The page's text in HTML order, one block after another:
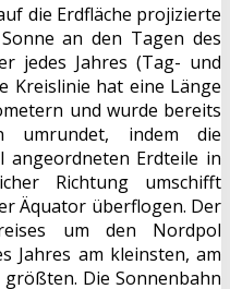
die Erdfläche projizierte
an den Tagen des
jedes Jahres (Tag- und
Kreislinie hat eine Länge
und wurde bereits
umrundet, indem die
Erdteile in
Richtung umschifft
Äquator überflogen. Der
um den Nordpol
Jahres am kleinsten, am
größten. Die Sonnenbahn